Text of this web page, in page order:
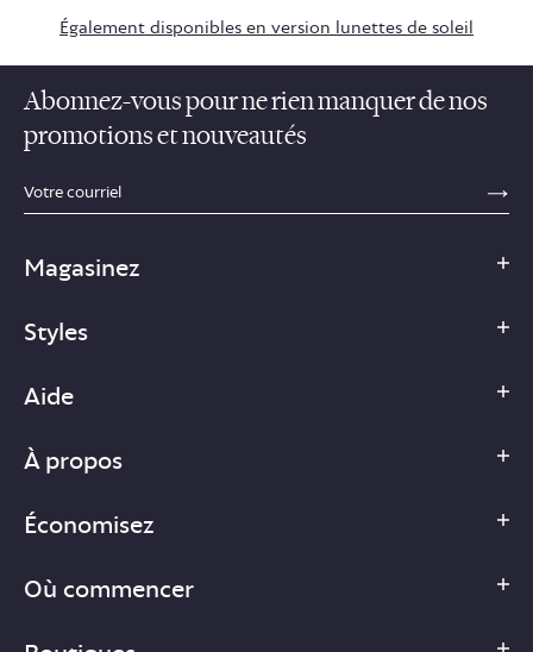
$69.50
Également disponibles en version lunettes de soleil
Abonnez-vous pour ne rien manquer de nos
promotions et nouveautés
sections.footer.email_field_ada_label
Magasinez
Styles
Aide
À propos
Économisez
Où commencer